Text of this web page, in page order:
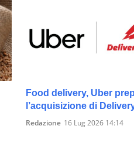
Food delivery, Uber
l’acquisizione di
Redazione 16 Lug 2026 14:14